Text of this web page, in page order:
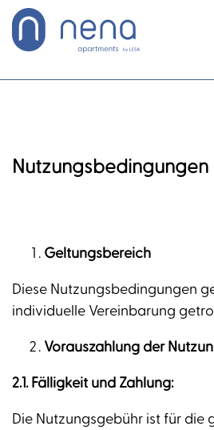
Skip
to
content
Nutzungsbedingungen
Geltungsbereich
Diese Nutzungsbedingungen
individuelle Vereinbarung
Vorauszahlung der
2.1. Fälligkeit und Zahlung:
Die Nutzungsgebühr ist für die